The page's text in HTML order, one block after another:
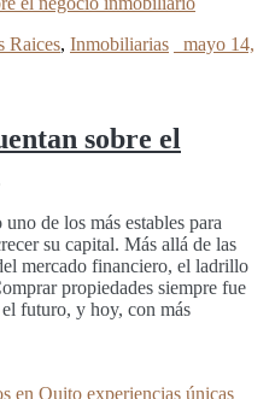
Raices, Inmobiliarias
mayo 14,
sobre el
de los más estables para
su capital. Más allá de las
mercado financiero, el ladrillo
propiedades siempre fue
futuro, y hoy, con más